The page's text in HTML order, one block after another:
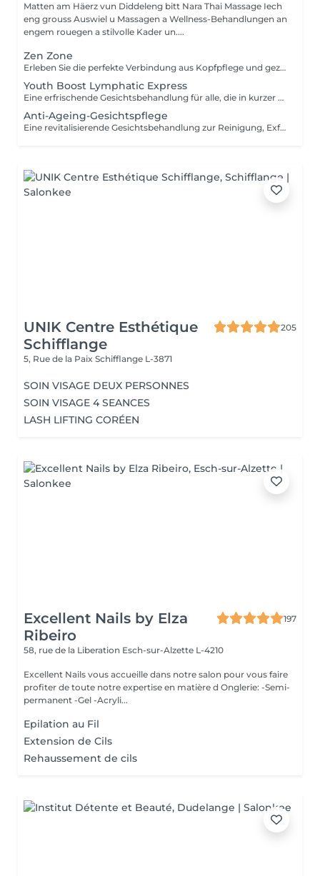
Matten am Häerz vun Diddeleng bitt Nara Thai Massage Iech
eng grouss Auswiel u Massagen a Wellness-Behandlungen an
engem rouegen a stilvolle Kader un....
Zen Zone
Erleben Sie die perfekte Verbindung aus Kopfpflege und gezielter Entspannung des Oberkörpers. Dieses Wohlfühlritual kombiniert ein 60-minütiges Head Spa mit einer 30-minütigen Office-Syndrom Rücken- & Schultermassage, um Verspannungen zu lösen, den Geist zur Ruhe kommen zu lassen und ein tiefes Gefühl der Entspannung zu fördern. Enthalten sind: Head Spa 60 Min. Office-Syndrom Rücken- & Schultermassage 30 Min.
Youth Boost Lymphatic Express
Eine erfrischende Gesichtsbehandlung für alle, die in kurzer Zeit sichtbare Ergebnisse erzielen möchten. Reinigung, Peeling und gezielte Pflege sorgen für ein frisches, strahlendes und gepflegtes Hautbild. Auf Wunsch kann eine sanfte lymphatische Gesichtsdrainage integriert werden.
Anti-Ageing-Gesichtspflege
Eine revitalisierende Gesichtsbehandlung zur Reinigung, Exfoliation und Pflege der Haut. Hochwertige Pflegeprodukte werden mit entspannenden Gesichtsmassagetechniken kombiniert, um der Haut ein frisches, gepflegtes und strahlendes Erscheinungsbild zu verleihen.
UNIK Centre Esthétique
Schifflange
205
5, Rue de la Paix Schifflange L-3871
SOIN VISAGE DEUX PERSONNES
SOIN VISAGE 4 SEANCES
LASH LIFTING CORÉEN
Excellent Nails by Elza
Ribeiro
197
58, rue de la Liberation Esch-sur-Alzette L-4210
Excellent Nails vous accueille dans notre salon pour vous faire
profiter de toute notre expertise en matière d Onglerie: -Semi-
permanent -Gel -Acryli...
Epilation au Fil
Extension de Cils
Rehaussement de cils